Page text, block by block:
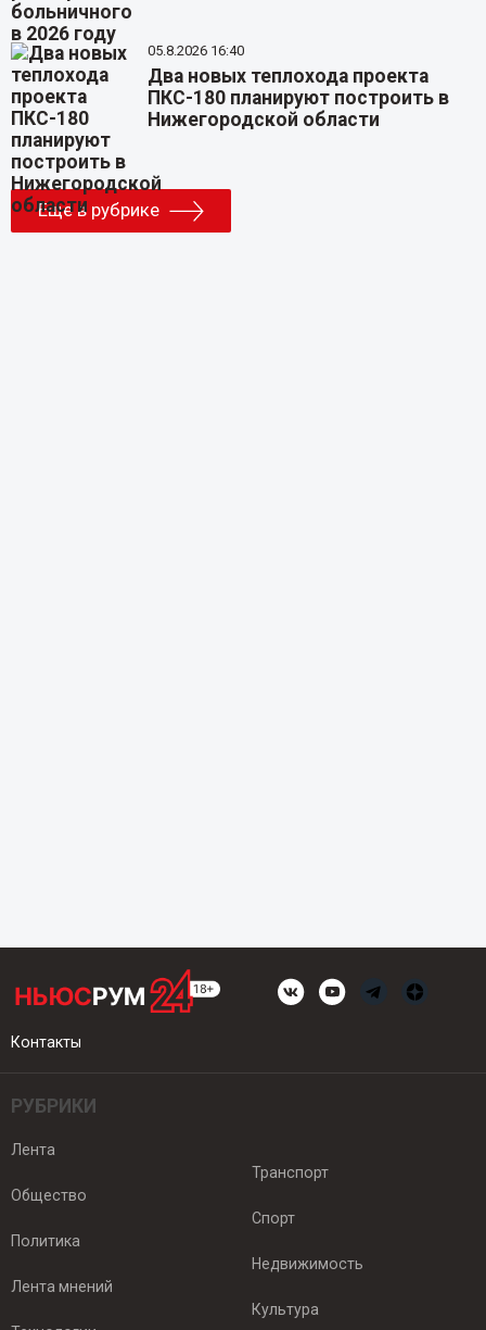
05.8.2026 16:40
Два новых теплохода проекта
ПКС-180 планируют построить в
Нижегородской области
Еще в рубрике
Контакты
РУБРИКИ
Лента
Общество
Политика
Лента мнений
Транспорт
Спорт
Недвижимость
Культура